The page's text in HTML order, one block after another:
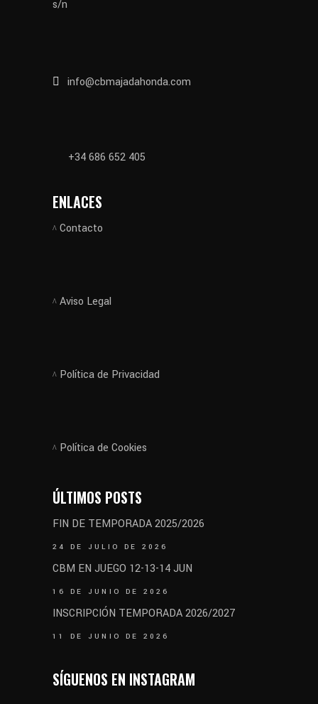
s/n
info@cbmajadahonda.com
+34 686 652 405
ENLACES
Contacto
Aviso Legal
Política de Privacidad
Política de Cookies
ÚLTIMOS POSTS
FIN DE TEMPORADA 2025/2026
24 DE JULIO DE 2026
CBM EN JUEGO 12-13-14 JUN
16 DE JUNIO DE 2026
INSCRIPCIÓN TEMPORADA 2026/2027
11 DE JUNIO DE 2026
SÍGUENOS EN INSTAGRAM